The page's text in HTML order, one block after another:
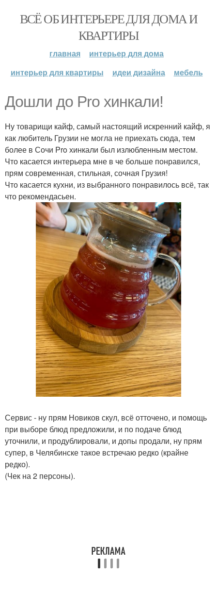
ВСЁ ОБ ИНТЕРЬЕРЕ ДЛЯ ДОМА И
КВАРТИРЫ
главная
интерьер для дома
интерьер для квартиры
идеи дизайна мебель
Дошли до Pro хинкали!
Ну товарищи кайф, самый настоящий искренний кайф, я
как любитель Грузии не могла не приехать сюда, тем
более в Сочи Pro хинкали был излюбленным местом.
Что касается интерьера мне в че больше понравился,
прям современная, стильная, сочная Грузия!
Что касается кухни, из выбранного понравилось всё, так
что рекомендасьен.
Сервис - ну прям Новиков скул, всё отточено, и помощь
при выборе блюд предложили, и по подаче блюд
уточнили, и продублировали, и допы продали, ну прям
супер, в Челябинске такое встречаю редко (крайне
редко).
(Чек на 2 персоны).